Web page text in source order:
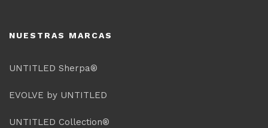
NUESTRAS MARCAS
UNTITLED Sherpa®
EVOLVE by UNTITLED
UNTITLED Collection®